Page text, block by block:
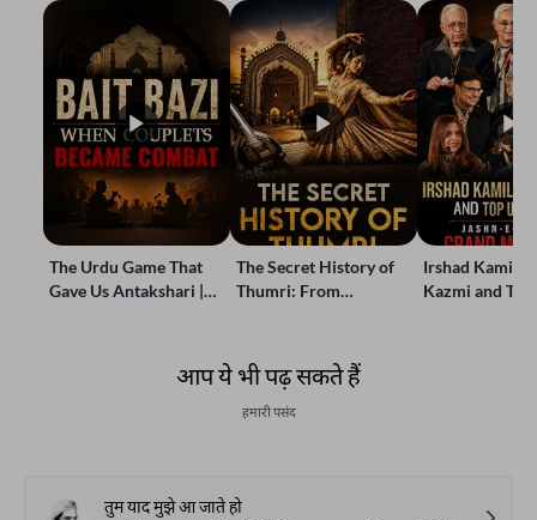
The Urdu Game That
Gave Us Antakshari |
The Secret History of
Thumri: From
Irshad Kamil,
Kazmi and
आप ये भी पढ़ सकते हैं
हमारी पसंद
तुम याद मुझे आ जाते हो